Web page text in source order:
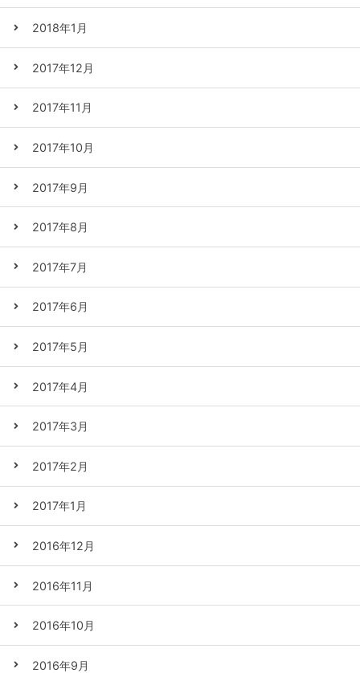
2018年1月
2017年12月
2017年11月
2017年10月
2017年9月
2017年8月
2017年7月
2017年6月
2017年5月
2017年4月
2017年3月
2017年2月
2017年1月
2016年12月
2016年11月
2016年10月
2016年9月